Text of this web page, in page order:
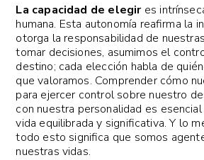
La capacidad de elegires
humana. Esta autonomía reafirma la
otorga la responsabilidad de
tomar decisiones, asumimos el
destino; cada elección habla de
que valoramos. Comprender cómo
para ejercer control sobre nuestro
con nuestra personalidad es
vida equilibrada y significativa. Y lo
todo esto significa que somos
nuestras vidas.